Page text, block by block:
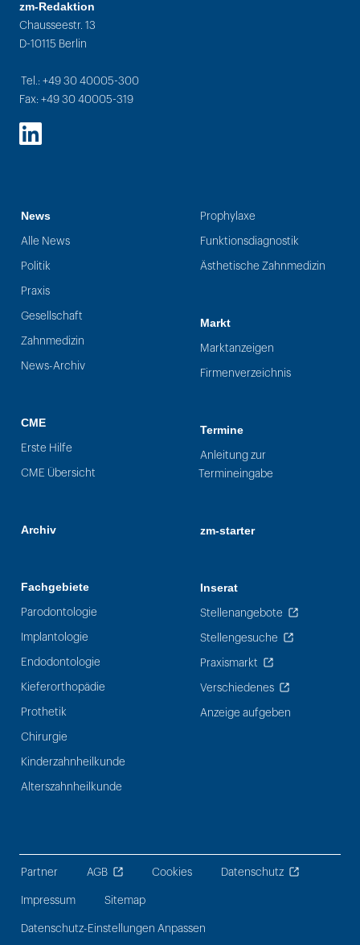
zm-Redaktion
Chausseestr. 13
D-10115 Berlin
Tel.: +49 30 40005-300
Fax: +49 30 40005-319
LinkedIn
News
Alle News
Politik
Praxis
Gesellschaft
Zahnmedizin
News-Archiv
CME
Erste Hilfe
CME Übersicht
Archiv
Fachgebiete
Parodontologie
Implantologie
Endodontologie
Kieferorthopädie
Prothetik
Chirurgie
Kinderzahnheilkunde
Alterszahnheilkunde
Prophylaxe
Funktionsdiagnostik
Ästhetische Zahnmedizin
Markt
Marktanzeigen
Firmenverzeichnis
Termine
Anleitung zur
Termineingabe
zm-starter
Inserat
Stellenangebote
Stellengesuche
Praxismarkt
Verschiedenes
Anzeige aufgeben
Partner AGB Cookies Datenschutz
Impressum Sitemap
Datenschutz-Einstellungen Anpassen